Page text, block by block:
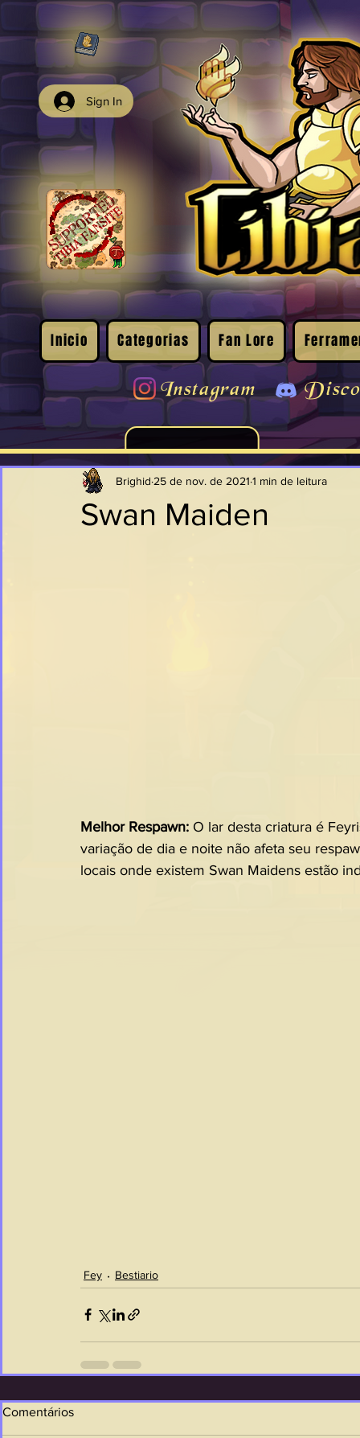
Sign In
Inicio Categorias Fan Lore
Instagram
Swan Maiden
Brighid 25 de nov. de 2021 1 min de leitura
Melhor Respawn: O lar desta criatura é
variação de dia e noite não afeta seu
locais onde existem Swan Maidens estão
Fey Bestiario
Comentários